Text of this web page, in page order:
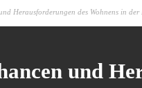
Herausforderungen des Wohnens in der
und